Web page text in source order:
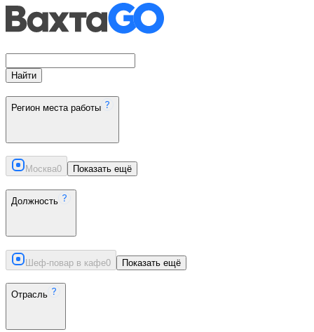
Найти
Регион места работы
Москва0 Показать ещё
Должность
Шеф-повар в кафе0 Показать ещё
Отрасль